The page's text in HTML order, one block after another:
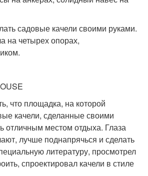
садовые качели своими руками.
на четырех опорах,
что площадка, на которой
качели, сделанные своими
отличным местом отдыха. Глаза
лучше поднапрячься и сделать
литературу, просмотрел
спроектировал качели в стиле